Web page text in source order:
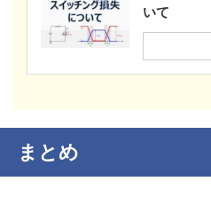
いて
まとめ